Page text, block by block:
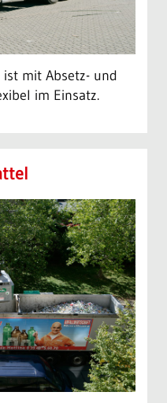
mit Absetz- und
im Einsatz.